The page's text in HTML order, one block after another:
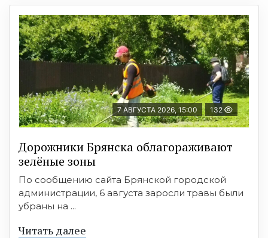
7 АВГУСТА 2026, 15:00 132
Дорожники Брянска облагораживают
зелёные зоны
По сообщению сайта Брянской городской
администрации, 6 августа заросли травы были
убраны на ...
Читать далее